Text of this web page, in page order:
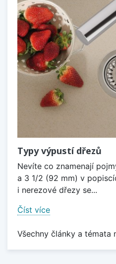
Typy výpustí dřezů
Nevíte co znamenají
a 3 1/2 (92 mm) v
i nerezové dřezy se...
Číst více
Všechny články a témata